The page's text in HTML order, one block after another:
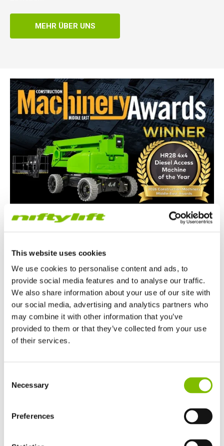
This website uses cookies
We use cookies to personalise content and ads, to
provide social media features and to analyse our traffic.
We also share information about your use of our site with
our social media, advertising and analytics partners who
may combine it with other information that you’ve
provided to them or that they’ve collected from your use
of their services.
Selection
Necessary
Preferences
MEHR ÜBER UNS
26.06.26 Nifty Neuigkeiten
HR28 4x4 im Nahen Osten ausgezeichnet
Die Niftylift HR28 4x4 wurde bei den Construction Machinery
Middle East Awards 2026 als „Diesel Access Machine of the
Year“ ausgezeichnet. Gewürdigt wurden ihre starke Leistung,
hohe Sicherheit und Effizienz.
WEITERLESEN
Vereinigten Staaten von Amerika
Frankreich